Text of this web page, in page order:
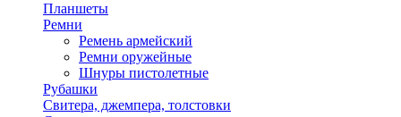
Планшеты
Ремни
Ремень армейский
Ремни оружейные
Шнуры пистолетные
Рубашки
Свитера, джемпера, толстовки